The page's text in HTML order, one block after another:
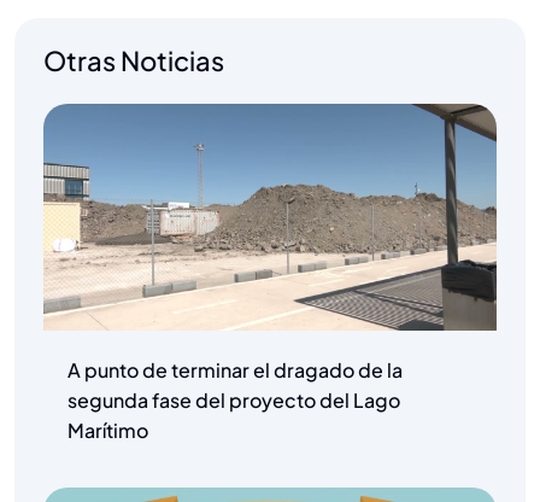
Otras Noticias
A punto de terminar el dragado de la
segunda fase del proyecto del Lago
Marítimo